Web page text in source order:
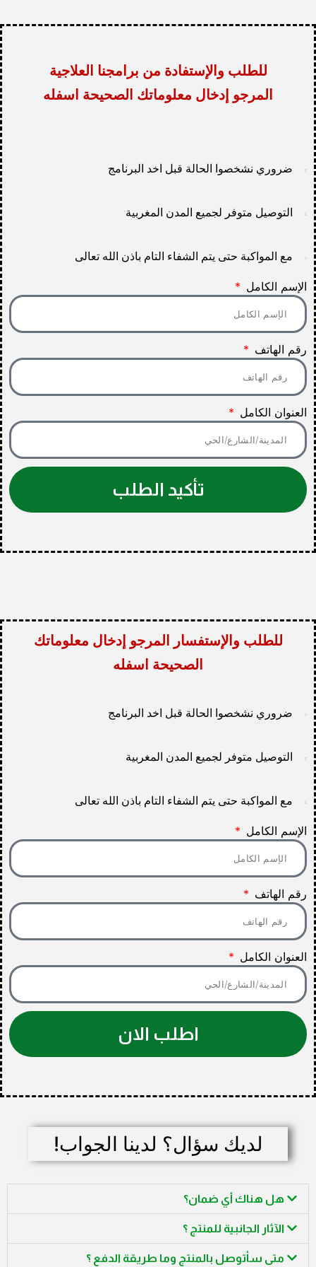
للطلب والإستفادة من برامجنا العلاجية
المرجو إدخال معلوماتك الصحيحة اسفله
ضروري نشخصوا الحالة قبل اخد البرنامج
التوصيل متوفر لجميع المدن المغربية
مع المواكبة حتى يتم الشفاء التام باذن الله تعالى
الإسم الكامل
رقم الهاتف
العنوان الكامل
تأكيد الطلب
للطلب والإستفسار المرجو إدخال معلوماتك
الصحيحة اسفله
ضروري نشخصوا الحالة قبل اخد البرنامج
التوصيل متوفر لجميع المدن المغربية
مع المواكبة حتى يتم الشفاء التام باذن الله تعالى
الإسم الكامل
رقم الهاتف
العنوان الكامل
اطلب الان
لديك سؤال؟ لدينا الجواب!
هل هناك أي ضمان؟
الآثار الجانبية للمنتج ؟
متى سأتوصل بالمنتج وما طريقة الدفع ؟